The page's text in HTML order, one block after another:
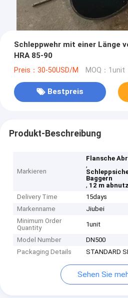
Schleppwehr mit einer Länge
HRA 85-90
Preis：30-50USD/M MOQ：1unit
Bestpreis
Produkt-Beschreibung
Markieren
Flansche
,
Baggern
, 12 m
Delivery Time
15days
Markenname
Jiubei
Minimum Order
Quantity
1unit
Model Number
DN500
Packaging Details
STANDARD
Sehen Sie